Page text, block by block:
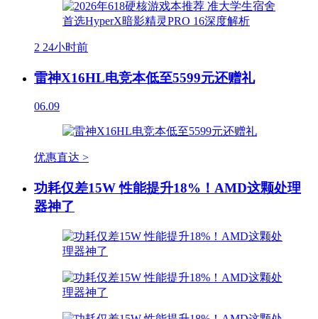
2 24小时前
雷神X16HL电竞本低至5599元还赠礼
06.09
优惠直达 >
功耗仅差15W 性能提升18%！AMD这颗处理
器神了